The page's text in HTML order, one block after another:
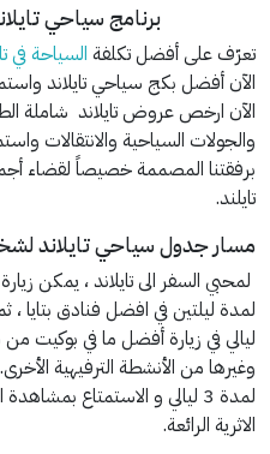
برنامج سياحي
تعرّف على أفضل تكلفة السياحة في
الآن أفضل بكج سياحي تايلاند
الآن ارخص عروض تايلاند شاملة
والجولات السياحية والانتقالات
برفقتنا المصممة خصيصاً لقضاء
تايلند.
مسار جدول سياحي تايلاند لشخصين 11 يوم و
لمحبي السفر الى تايلاند ، يمكن
لمدة ليلتين في افضل فنادق بتايا ،
ليالي في زيارة أفضل ما في بوكيت
وغيرها من الأنشطة الترفيهية
لمدة 3 ليالي و الاستمتاع
الاثرية الرائعة.